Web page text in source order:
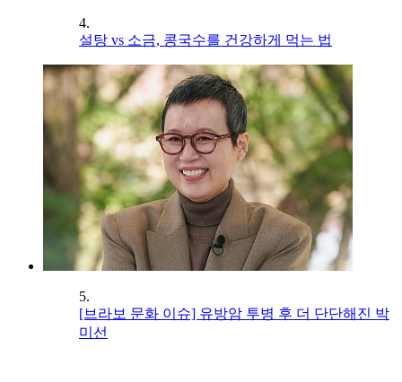
4.
설탕 vs 소금, 콩국수를 건강하게 먹는 법
5.
[브라보 문화 이슈] 유방암 투병 후 더 단단해진 박
미선